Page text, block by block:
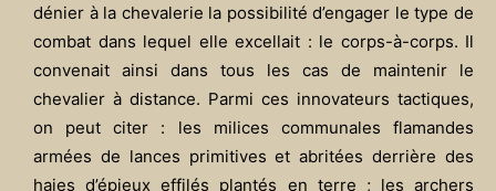
dénier à la chevalerie la possibilité d’engager le type de
combat dans lequel elle excellait : le corps-à-corps. Il
convenait ainsi dans tous les cas de maintenir le
chevalier à distance. Parmi ces innovateurs tactiques,
on peut citer : les milices communales flamandes
armées de lances primitives et abritées derrière des
haies d’épieux effilés plantés en terre ; les archers